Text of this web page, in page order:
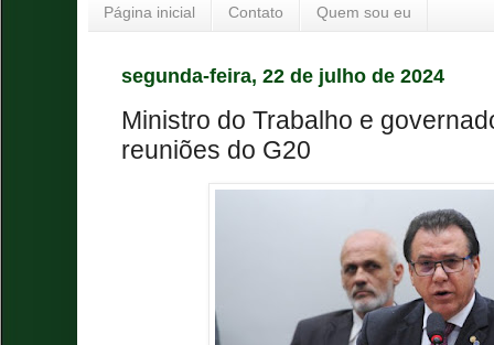
Página inicial Contato Quem sou eu
segunda-feira, 22 de julho de 2024
Ministro do Trabalho e
reuniões do G20